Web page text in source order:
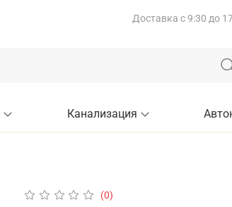
Доставка с 9:30 до
Канализация
(0)